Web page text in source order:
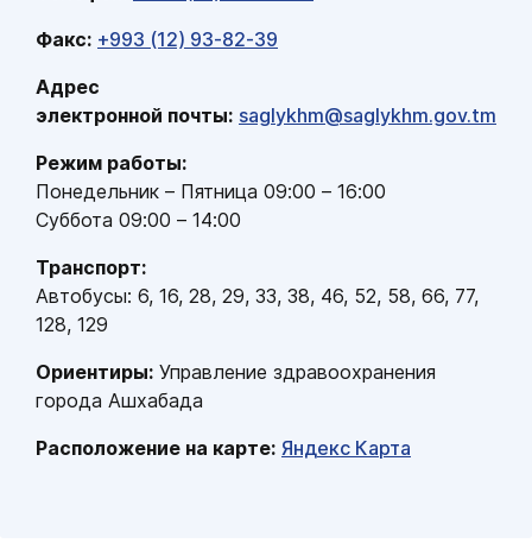
Факс: +993 (12) 93-82-39
Адрес
электронной почты: saglykhm@saglykhm.gov.tm
Режим работы:
Понедельник – Пятница 09:00 – 16:00
Суббота 09:00 – 14:00
Транспорт:
Автобусы: 6, 16, 28, 29, 33, 38, 46, 52, 58, 66, 77,
128, 129
Ориентиры: Управление здравоохранения
города Ашхабада
Расположение на карте: Яндекс Карта